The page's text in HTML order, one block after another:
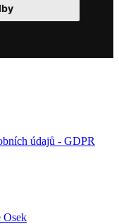
údajů - GDPR
Osek